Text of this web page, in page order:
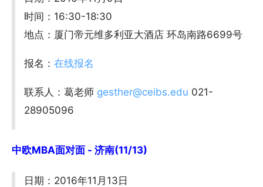
时间：16:30-18:30
地点：厦门帝元维多利亚大酒店 环岛南路6699号
报名：在线报名
联系人：葛老师 gesther@ceibs.edu 021-
28905096
中欧MBA面对面 - 济南(11/13)
日期：2016年11月13日